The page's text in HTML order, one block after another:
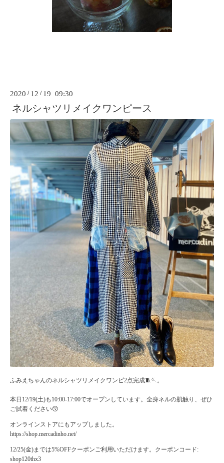
2020 / 12 / 19 09:30
ネルシャツリメイクワンピース
ふみえちゃんのネルシャツリメイクワンピ2点完成🧵🪡。
本日12/19(土)も10:00-17:00でオープンしています。全身ネルの肌触り、ぜひ
ご試着ください😚
オンラインストアにもアップしました。
https://shop.mercadinho.net/
12/25(金)までは5%OFFクーポンご利用いただけます。クーポンコード:
shop120thx3